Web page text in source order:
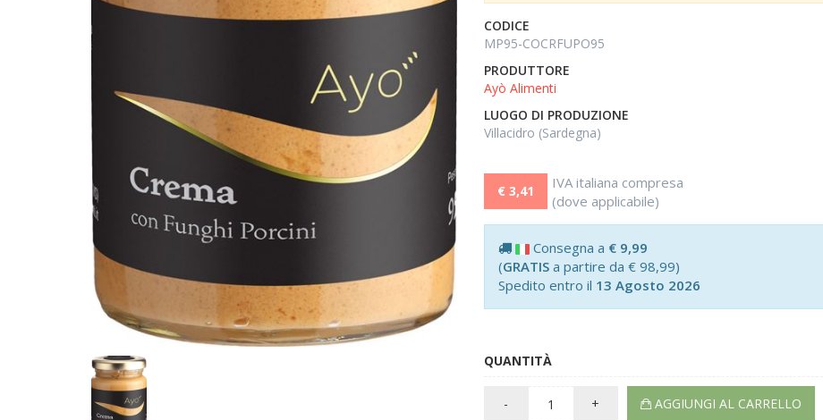
CODICE
MP95-COCRFUPO95
PRODUTTORE
Ayò Alimenti
LUOGO DI PRODUZIONE
Villacidro (Sardegna)
€ 3,41
IVA italiana compresa
(dove applicabile)
Consegna a € 9,99
(GRATISa partire da € 98,99)
Spedito entro il 13 Agosto 2026
QUANTITÀ
- + AGGIUNGI AL CARRELLO